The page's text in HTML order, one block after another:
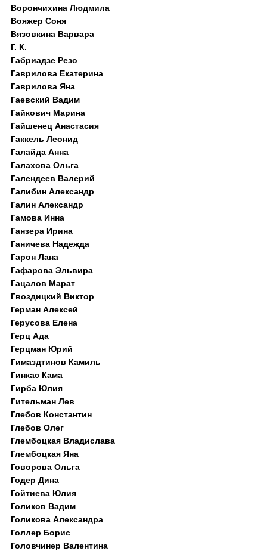
Ворончихина Людмила
Вояжер Соня
Вязовкина Варвара
Г. К.
Габриадзе Резо
Гаврилова Екатерина
Гаврилова Яна
Гаевский Вадим
Гайкович Марина
Гайшенец Анастасия
Гаккель Леонид
Галайда Анна
Галахова Ольга
Галендеев Валерий
Галибин Александр
Галин Александр
Гамова Инна
Ганзера Ирина
Ганичева Надежда
Гарон Лана
Гафарова Эльвира
Гацалов Марат
Гвоздицкий Виктор
Герман Алексей
Герусова Елена
Герц Ада
Герцман Юрий
Гимаздтинов Камиль
Гинкас Кама
Гирба Юлия
Гительман Лев
Глебов Константин
Глебов Олег
Глембоцкая Владислава
Глембоцкая Яна
Говорова Ольга
Годер Дина
Гойтиева Юлия
Голиков Вадим
Голикова Александра
Голлер Борис
Головчинер Валентина